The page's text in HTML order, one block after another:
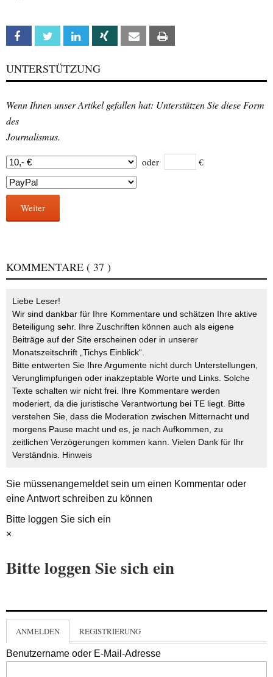
Facebook Twitter Linkedin Xing Email
UNTERSTÜTZUNG
Wenn Ihnen unser Artikel gefallen hat: Unterstützen Sie diese Form
des
Journalismus.
oder €
Weiter
KOMMENTARE ( 37 )
Liebe Leser!
Wir sind dankbar für Ihre Kommentare und schätzen Ihre aktive
Beteiligung sehr. Ihre Zuschriften können auch als eigene
Beiträge auf der Site erscheinen oder in unserer
Monatszeitschrift „Tichys Einblick“.
Bitte entwerten Sie Ihre Argumente nicht durch Unterstellungen,
Verunglimpfungen oder inakzeptable Worte und Links. Solche
Texte schalten wir nicht frei. Ihre Kommentare werden
moderiert, da die juristische Verantwortung bei TE liegt. Bitte
verstehen Sie, dass die Moderation zwischen Mitternacht und
morgens Pause macht und es, je nach Aufkommen, zu
zeitlichen Verzögerungen kommen kann. Vielen Dank für Ihr
Verständnis. Hinweis
Sie müssenangemeldetsein um einen Kommentar oder
eine Antwort schreiben zu können
Bitte loggen Sie sich ein
×
Bitte loggen Sie sich ein
ANMELDEN REGISTRIERUNG
Benutzername oder E-Mail-Adresse